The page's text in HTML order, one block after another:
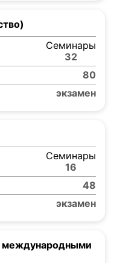
Семинары
32
80
экзамен
Семинары
16
48
экзамен
международными